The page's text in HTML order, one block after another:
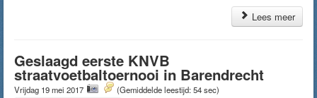
Lees meer
Geslaagd eerste KNVB
straatvoetbaltoernooi in Barendrecht
Vrijdag 19 mei 2017 (Gemiddelde leestijd: 54 sec)